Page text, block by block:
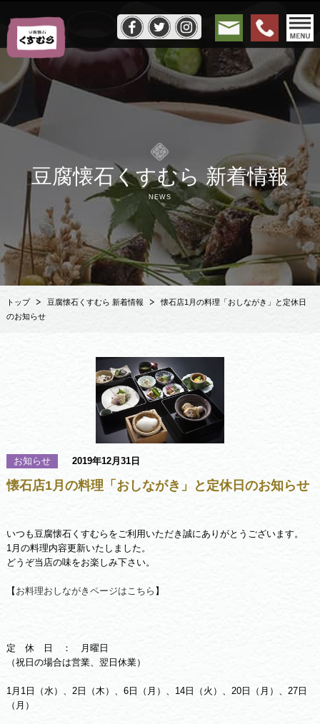
豆腐懐石くすむら 新着情報
NEWS
トップ 豆腐懐石くすむら 新着情報
懐石店1月の料理「おしながき」と定休日
のお知らせ
お知らせ 2019年12月31日
懐石店1月の料理「おしながき」と定休日のお知らせ
いつも豆腐懐石くすむらをご利用いただき誠にありがとうございます。
1月の料理内容更新いたしました。
どうぞ当店の味をお楽しみ下さい。
【 お料理おしながきページはこちら 】
定 休 日 ： 月曜日
（祝日の場合は営業、翌日休業）
1月1日（水）、2日（木）、6日（月）、14日（火）、20日（月）、27日
（月）